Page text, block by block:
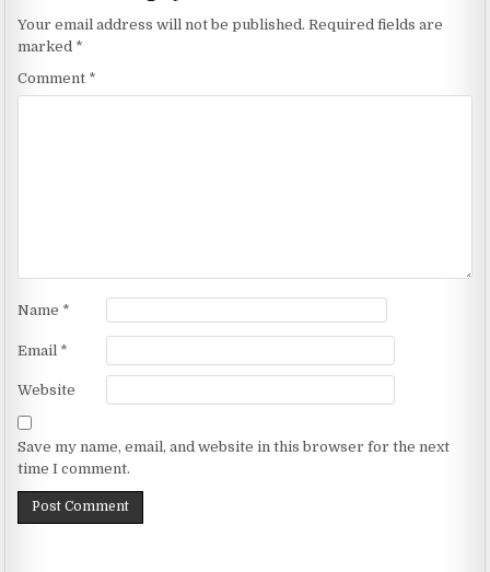
Your email address will not be published. Required fields are
marked *
Comment *
Name *
Email *
Website
Save my name, email, and website in this browser for the next
time I comment.